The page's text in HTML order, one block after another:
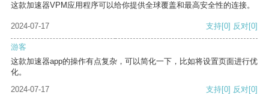
这款加速器VPM应用程序可以给你提供全球覆盖和最高安全性的连接。
2024-07-17 支持[0] 反对[0]
游客
这款加速器app的操作有点复杂，可以简化一下，比如将设置页面进行优
化。
2024-07-17
支持[0] 反对[0]